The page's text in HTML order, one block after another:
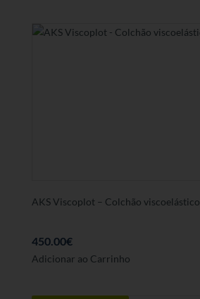
AKS Viscoplot – Colchão viscoelástico
450.00€
Adicionar ao Carrinho